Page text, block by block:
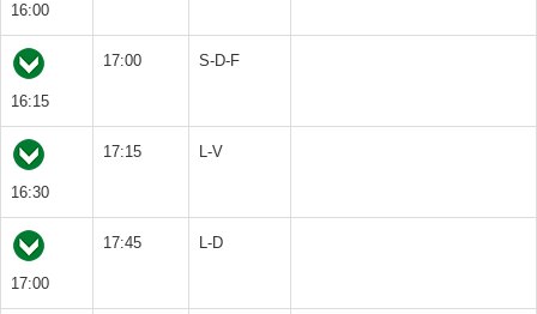
16:00
16:15
17:00 S-D-F
16:30
17:15 L-V
17:00
17:45 L-D